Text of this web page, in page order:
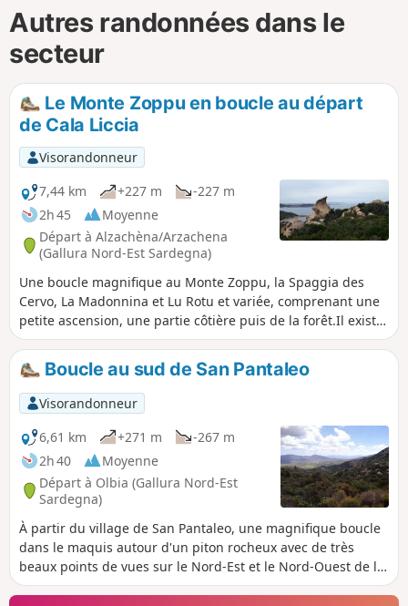
Autres randonnées dans le
secteur
Le Monte Zoppu en boucle au départ
de Cala Liccia
Visorandonneur
7,44 km
+227 m
-227 m
2h 45
Moyenne
Départ à Alzachèna/Arzachena
(Gallura Nord-Est Sardegna)
Une boucle magnifique au Monte Zoppu, la Spaggia des
Cervo, La Madonnina et Lu Rotu et variée, comprenant une
petite ascension, une partie côtière puis de la forêt.Il existe
de nombreux sentiers très bien balisés avec de cartes
régulières, vous pouvez donc modifier la boucle en plus ou
moins long comme vous le désirez tout au long du
parcours.
Boucle au sud de San Pantaleo
Visorandonneur
6,61 km
+271 m
-267 m
2h 40
Moyenne
Départ à Olbia (Gallura Nord-Est
Sardegna)
À partir du village de San Pantaleo, une magnifique boucle
dans le maquis autour d'un piton rocheux avec de très
beaux points de vues sur le Nord-Est et le Nord-Ouest de la
Sardaigne. Une petite partie de la balade est assez difficile